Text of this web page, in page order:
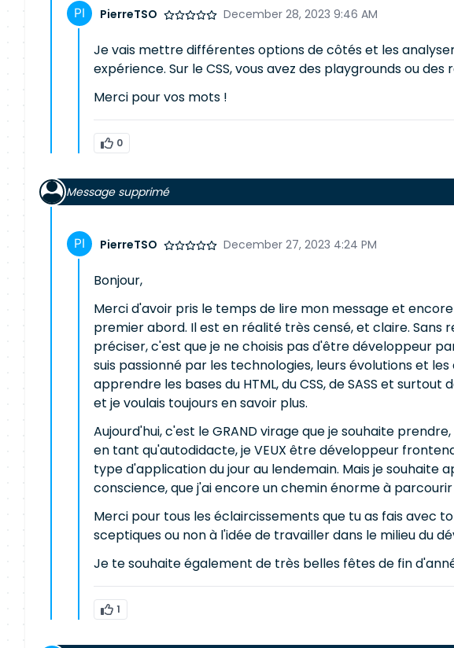
PierreTSO December 28, 2023 9:46 AM
Je vais mettre différentes options de côtés et les
expérience. Sur le CSS, vous avez des playgrounds ou
Merci pour vos mots !
0
Message supprimé
PierreTSO December 27, 2023 4:24 PM
Bonjour,
Merci d'avoir pris le temps de lire mon message et
premier abord. Il est en réalité très censé, et claire. Sans
préciser, c'est que je ne choisis pas d'être développeur
suis passionné par les technologies, leurs évolutions et
apprendre les bases du HTML, du CSS, de SASS et
et je voulais toujours en savoir plus.
Aujourd'hui, c'est le GRAND virage que je souhaite
en tant qu'autodidacte, je VEUX être développeur
type d'application du jour au lendemain. Mais je
conscience, que j'ai encore un chemin énorme à
Merci pour tous les éclaircissements que tu as fais avec
sceptiques ou non à l'idée de travailler dans le milieu du
Je te souhaite également de très belles fêtes de fin
1